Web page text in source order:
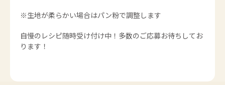
※生地が柔らかい場合はパン粉で調整します
自慢のレシピ随時受け付け中！多数のご応募お待ちしてお
ります！